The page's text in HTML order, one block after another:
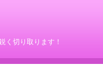
く切り取ります！